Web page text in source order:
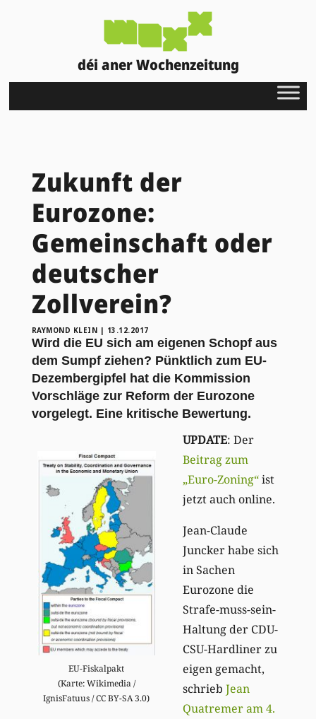
déi aner Wochenzeitung
Zukunft der
Eurozone:
Gemeinschaft oder
deutscher
Zollverein?
RAYMOND KLEIN | 13.12.2017
Wird die EU sich am eigenen Schopf aus
dem Sumpf ziehen? Pünktlich zum EU-
Dezembergipfel hat die Kommission
Vorschläge zur Reform der Eurozone
vorgelegt. Eine kritische Bewertung.
EU-Fiskalpakt
(Karte: Wikimedia /
IgnisFatuus / CC BY-SA 3.0)
UPDATE: Der
Beitrag zum
„Euro-Zoning“ist
jetzt auch online.
Jean-Claude
Juncker habe sich
in Sachen
Eurozone die
Strafe-muss-sein-
Haltung der CDU-
CSU-Hardliner zu
eigen gemacht,
schrieb Jean
Quatremer am 4.